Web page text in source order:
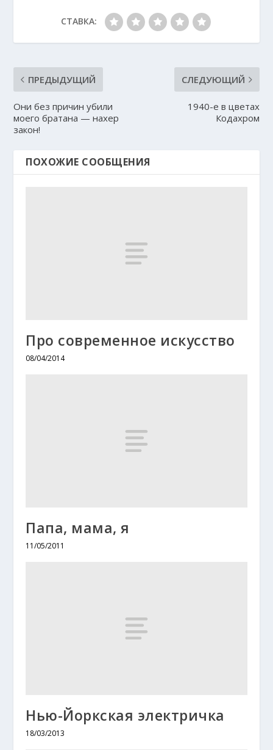
СТАВКА:
ПРЕДЫДУЩИЙ
Они без причин убили
моего братана — нахер
закон!
СЛЕДУЮЩИЙ
1940-е в цветах
Кодахром
ПОХОЖИЕ СООБЩЕНИЯ
Про современное искусство
08/04/2014
Папа, мама, я
11/05/2011
Нью-Йоркская электричка
18/03/2013